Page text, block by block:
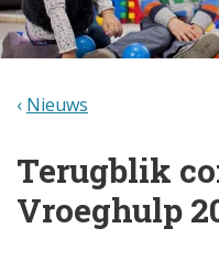
Nieuws
Terugblik
Vroeghulp